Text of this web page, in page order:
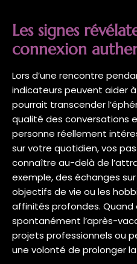
Les signes
connexion
Lors d’une rencontre
indicateurs peuvent aider
pourrait transcender
qualité des conversations
personne réellement
sur votre quotidien, vos
connaître au-delà de
exemple, des échanges
objectifs de vie ou les
affinités profondes.
spontanément l’après-
projets professionnels ou
une volonté de prolonger